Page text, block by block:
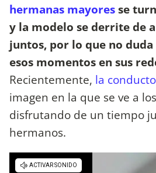
hermanas mayoresse
y la modelo se derrite de
juntos, por lo que no
esos momentos en sus
Recientemente, la
imagen en la que se ve a
disfrutando de un tiempo
hermanos.